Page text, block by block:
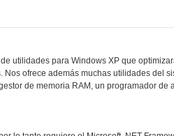
utilidades para Windows XP que
Nos ofrece además muchas utilidades del
de memoria RAM, un programador de